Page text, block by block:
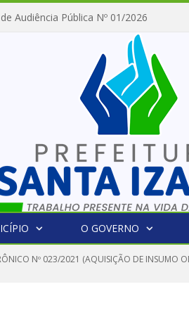
Audiência Pública Nº 01/2026
O GOVERNO
Nº 023/2021 (AQUISIÇÃO DE INSUMO